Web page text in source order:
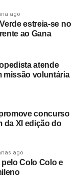
ago
estreia-se no
ao Gana
atende
missão voluntária
concurso
da XI edição do
ago
Colo Colo e